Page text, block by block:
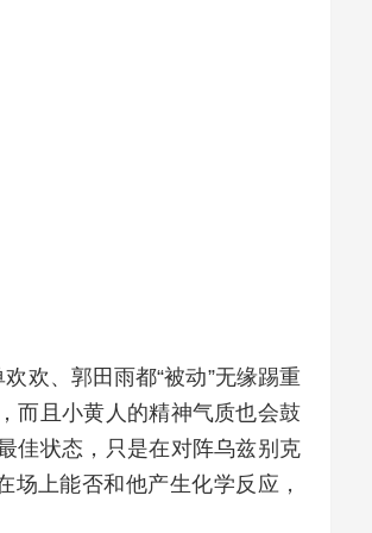
欢、郭田雨都“被动”无缘踢重
而且小黄人的精神气质也会鼓
佳状态，只是在对阵乌兹别克
场上能否和他产生化学反应，